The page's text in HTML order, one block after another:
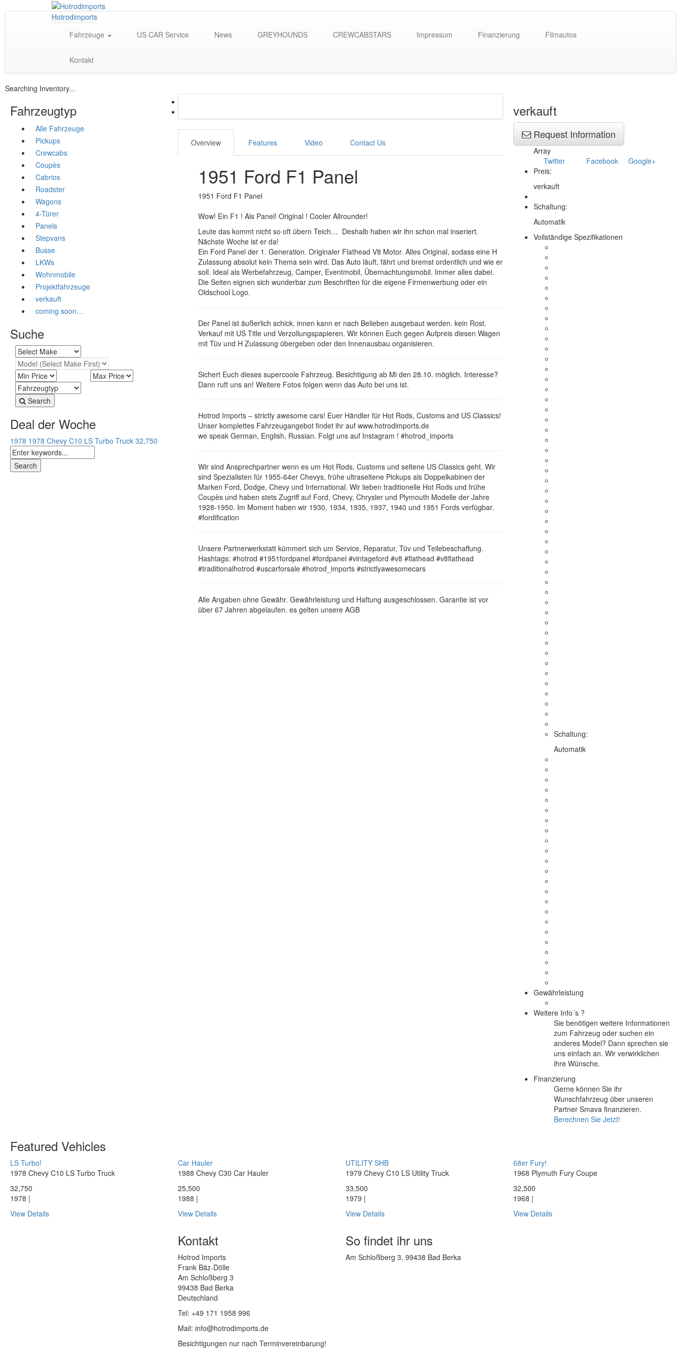
Hotrodimports
Fahrzeuge
US CAR Service News GREYHOUNDS CREWCABSTARS Impressum Finanzierung Filmautos
Kontakt
Searching Inventory...
Overview Features Video Contact Us
1951 Ford F1 Panel
1951 Ford F1 Panel
Wow! Ein F1 ! Als Panel! Original ! Cooler Allrounder!
Leute das kommt nicht so oft übern Teich… Deshalb haben wir ihn schon mal inseriert.
Nächste Woche ist er da!
Ein Ford Panel der 1. Generation. Originaler Flathead V8 Motor. Alles Original, sodass eine H
Zulassung absolut kein Thema sein wird. Das Auto läuft, fährt und bremst ordentlich und wie er
soll. Ideal als Werbefahrzeug, Camper, Eventmobil, Übernachtungsmobil. Immer alles dabei.
Die Seiten eignen sich wunderbar zum Beschriften für die eigene Firmenwerbung oder ein
Oldschool Logo.
Der Panel ist äußerlich schick, innen kann er nach Belieben ausgebaut werden. kein Rost.
Verkauf mit US Title und Verzollungspapieren. Wir können Euch gegen Aufpreis diesen Wagen
mit Tüv und H Zulassung übergeben oder den Innenausbau organisieren.
Sichert Euch dieses supercoole Fahrzeug. Besichtigung ab Mi den 28.10. möglich. Interesse?
Dann ruft uns an! Weitere Fotos folgen wenn das Auto bei uns ist.
Hotrod Imports – strictly awesome cars! Euer Händler für Hot Rods, Customs and US Classics!
Unser komplettes Fahrzeugangebot findet ihr auf www.hotrodimports.de
we speak German, English, Russian. Folgt uns auf Instagram ! #hotrod_imports
Wir sind Ansprechpartner wenn es um Hot Rods, Customs und seltene US Classics geht. Wir
sind Spezialisten für 1955-64er Chevys, frühe ultraseltene Pickups als Doppelkabinen der
Marken Ford, Dodge, Chevy und International. Wir lieben traditionelle Hot Rods und frühe
Coupès und haben stets Zugriff auf Ford, Chevy, Chrysler und Plymouth Modelle der Jahre
1928-1950. Im Moment haben wir 1930, 1934, 1935, 1937, 1940 und 1951 Fords verfügbar.
#fordification
Unsere Partnerwerkstatt kümmert sich um Service, Reparatur, Tüv und Teilebeschaffung.
Hashtags: #hotrod #1951fordpanel #fordpanel #vintageford #v8 #flathead #v8flathead
#traditionalhotrod #uscarforsale #hotrod_imports #strictlyawesomecars
Alle Angaben ohne Gewähr. Gewährleistung und Haftung ausgeschlossen. Garantie ist vor
über 67 Jahren abgelaufen. es gelten unsere AGB
verkauft
Request Information
Array
Twitter
Facebook
Google+
Preis:
verkauft
Schaltung:
Automatik
Vollständige Spezifikationen
Schaltung:
Automatik
Gewährleistung
Weitere Info´s ?
Sie benötigen weitere Informationen
zum Fahrzeug oder suchen ein
anderes Model? Dann sprechen sie
uns einfach an. Wir verwirklichen
ihre Wünsche.
Finanzierung
Gerne können Sie ihr
Wunschfahrzeug über unseren
Partner Smava finanzieren.
Berechnen Sie Jetzt!
Fahrzeugtyp
Alle Fahrzeuge
Pickups
Crewcabs
Coupès
Cabrios
Roadster
Wagons
4-Türer
Panels
Stepvans
Busse
LKWs
Wohnmobile
Projektfahrzeuge
verkauft
coming soon…
Suche
Search
Deal der Woche
1978 1978 Chevy C10 LS Turbo Truck 32,750
Featured Vehicles
LS Turbo!
1978 Chevy C10 LS Turbo Truck
32,750
1978 |
View Details
Car Hauler
1988 Chevy C30 Car Hauler
25,500
1988 |
View Details
UTILITY SHB
1979 Chevy C10 LS Utility Truck
33,500
1979 |
View Details
68er Fury!
1968 Plymuth Fury Coupe
32,500
1968 |
View Details
Kontakt
Hotrod Imports
Frank Bäz-Dölle
Am Schloßberg 3
99438 Bad Berka
Deutschland
Tel: +49 171 1958 996
Mail: info@hotrodimports.de
Besichtigungen nur nach Terminvereinbarung!
So findet ihr uns
Am Schloßberg 3, 99438 Bad Berka